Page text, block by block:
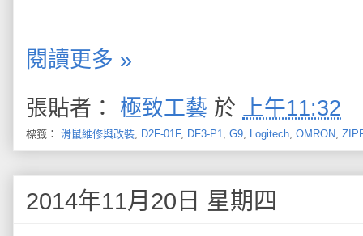
閱讀更多 »
張貼者： 極致工藝 於 上午11:32
標籤： 滑鼠維修與改裝 D2F-01F, DF3-P1 G9 Logitech OMRON
2014年11月20日 星期四